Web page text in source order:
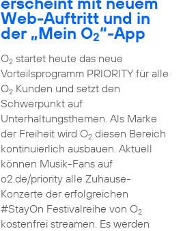
Web-Auftritt und in
der „Mein O2“-App
O2startet heute das neue
Vorteilsprogramm PRIORITY für alle
O2Kunden und setzt den
Schwerpunkt auf
Unterhaltungsthemen. Als Marke
der Freiheit wird O2diesen Bereich
kontinuierlich ausbauen. Aktuell
können Musik-Fans auf
o2.de/priority alle Zuhause-
Konzerte der erfolgreichen
#StayOn Festivalreihe von O2
kostenfrei streamen. Es werden